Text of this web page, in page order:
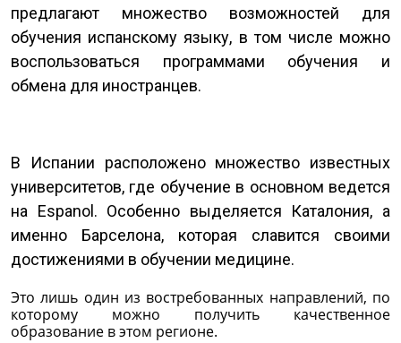
предлагают множество возможностей для
обучения испанскому языку, в том числе можно
воспользоваться программами обучения и
обмена для иностранцев.
В Испании расположено множество известных
университетов, где обучение в основном ведется
на Espanol. Особенно выделяется Каталония, а
именно Барселона, которая славится своими
достижениями в обучении медицине.
Это лишь один из востребованных направлений, по
которому можно получить качественное
образование в этом регионе.